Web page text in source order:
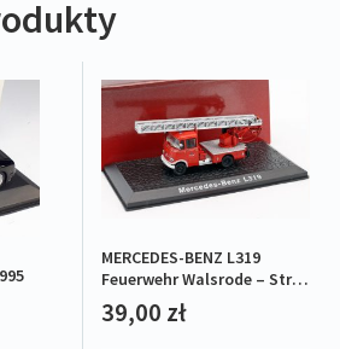
MERCEDES-BENZ L319
Feuerwehr Walsrode – Straż
pożarna
39,00 zł